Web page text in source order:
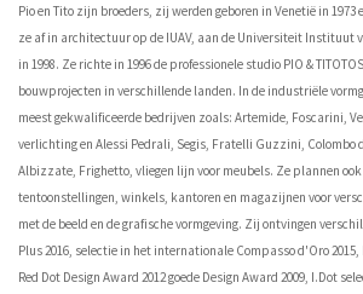
Pio en Tito zijn broeders, zij werden geboren in Venetië in 1973
ze af in architectuur op de IUAV, aan de Universiteit Instituut
in 1998. Ze richte in 1996 de professionele studio PIO &
bouwprojecten in verschillende landen. In de industriële
meest gekwalificeerde bedrijven zoals: Artemide, Foscarini,
verlichting en Alessi Pedrali, Segis, Fratelli Guzzini, Colombo
Albizzate, Frighetto, vliegen lijn voor meubels. Ze plannen ook
tentoonstellingen, winkels, kantoren en magazijnen voor
met de beeld en de grafische vormgeving. Zij ontvingen
Plus 2016, selectie in het internationale Compasso d'Oro 2015,
Red Dot Design Award 2012 goede Design Award 2009, I.Dot